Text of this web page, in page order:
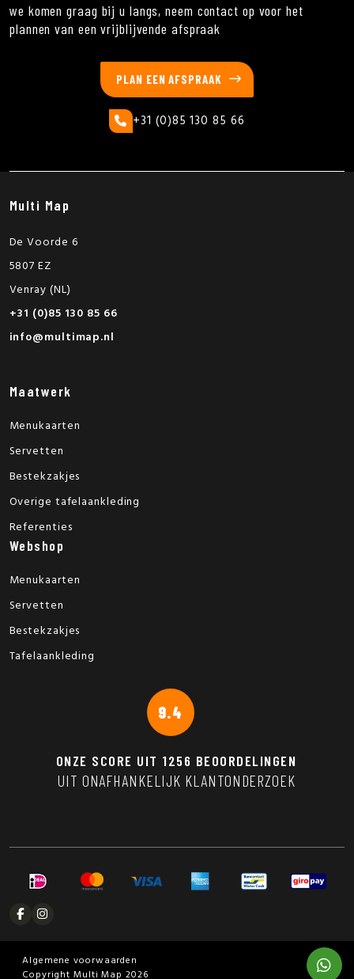
we komen graag bij u langs, neem contact op voor het
plannen van een vrijblijvende afspraak
PLAN EEN AFSPRAAK
+31 (0)85 130 85 66
Multi Map
De Voorde 6
5807 EZ
Venray (NL)
+31 (0)85 130 85 66
info@multimap.nl
Maatwerk
Menukaarten
Servetten
Bestekzakjes
Overige tafelaankleding
Referenties
Webshop
Menukaarten
Servetten
Bestekzakjes
Tafelaankleding
9.4
ONZE SCORE UIT 1256 BEOORDELINGEN
UIT ONAFHANKELIJK KLANTONDERZOEK
Algemene voorwaarden
Copyright Multi Map 2026